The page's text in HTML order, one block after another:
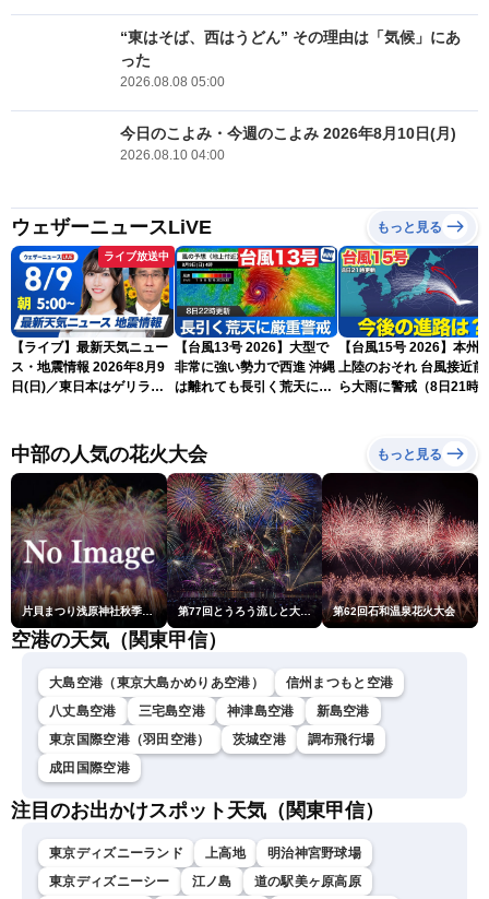
“東はそば、西はうどん” その理由は「気候」にあ
った
2026.08.08 05:00
今日のこよみ・今週のこよみ 2026年8月10日(月)
2026.08.10 04:00
ウェザーニュースLiVE もっと見る
ライブ放送中
【ライブ】最新天気ニュー
ス・地震情報 2026年8月9
日(日)／東日本はゲリラ雷
ュースLiVEモーニング・魚
住茉由／山口剛央〉
【台風13号 2026】大型で
非常に強い勢力で西進 沖縄
は離れても長引く荒天に厳
【台風15号 2026】本州
上陸のおそれ 台風接近前
ら大雨に警戒（8日21時
中部の人気の花火大会 もっと見る
片貝まつり浅原神社秋季例大祭奉納大煙火 第77回とうろう流しと大花火大会 第62回石和温泉花火大会
空港の天気（関東甲信）
大島空港（東京大島かめりあ空港）
信州まつもと空港
八丈島空港
三宅島空港 神津島空港
新島空港
東京国際空港（羽田空港）
茨城空港
調布飛行場
成田国際空港
注目のお出かけスポット天気（関東甲信）
東京ディズニーランド 上高地
明治神宮野球場
東京ディズニーシー
江ノ島
道の駅美ヶ原高原